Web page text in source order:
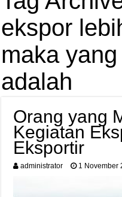
ekspor
maka
adalah
Orang yang
Kegiatan
Eksportir
administrator 1 November